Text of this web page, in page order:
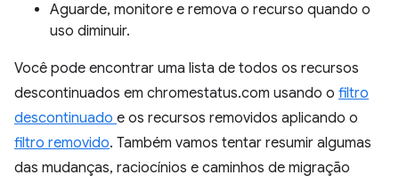
Aguarde, monitore e remova o recurso quando o
uso diminuir.
Você pode encontrar uma lista de todos os recursos
descontinuados em chromestatus.com usando o filtro
descontinuado e os recursos removidos aplicando o
filtro removido. Também vamos tentar resumir algumas
das mudanças, raciocínios e caminhos de migração